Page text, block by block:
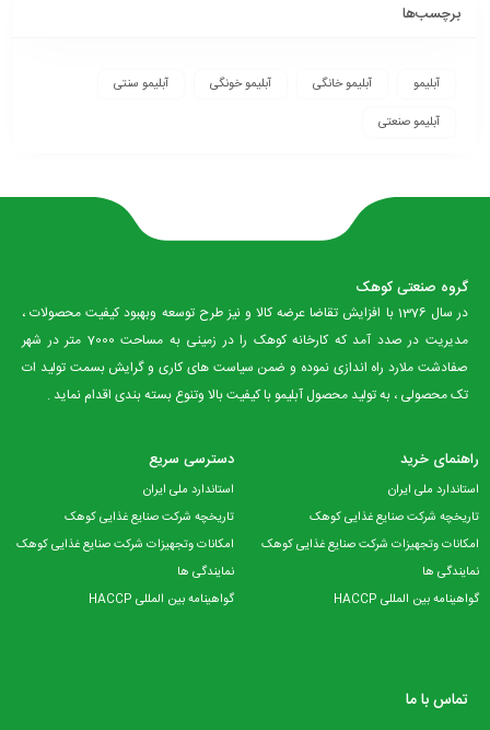
برچسب‌ها
آبلیمو آبلیمو خانگی آبلیمو خونگی
آبلیمو سنتی
آبلیمو صنعتی
گروه صنعتی کوهک
در سال 1376 با افزایش تقاضا عرضه کالا و نیز طرح توسعه وبهبود کیفیت محصولات ،
مدیریت در صدد آمد که کارخانه کوهک را در زمینی به مساحت 7000 متر در شهر
صفادشت ملارد راه اندازی نموده و ضمن سیاست های کاری و گرایش بسمت تولید ات
تک محصولی ، به تولید محصول آبلیمو با کیفیت بالا وتنوع بسته بندی اقدام نماید .
راهنمای خرید
استاندارد ملی ایران
تاریخچه شرکت صنایع غذایی کوهک
امکانات وتجهیزات شرکت صنایع غذایی کوهک
نمایندگی ها
گواهینامه بین المللی HACCP
دسترسی سریع
استاندارد ملی ایران
تاریخچه شرکت صنایع غذایی کوهک
امکانات وتجهیزات شرکت صنایع غذایی کوهک
نمایندگی ها
گواهینامه بین المللی HACCP
تماس با ما